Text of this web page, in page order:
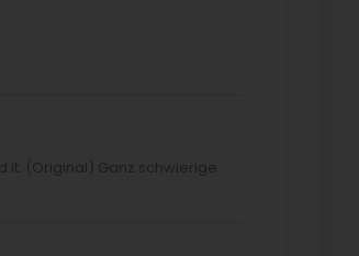
it. (Original) Ganz schwierige